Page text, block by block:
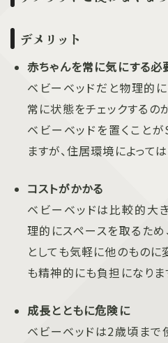
デメリット
赤ちゃんを常に気にする必
ベビーベッドだと物理的
常に状態をチェックするの
ベビーベッドを置くこと
ますが、住居環境によって
コストがかかる
ベビーベッドは比較的大
理的にスペースを取るた
としても気軽に他のものに
も精神的にも負担になりま
成長とともに危険に
ベビーベッドは2歳頃まで